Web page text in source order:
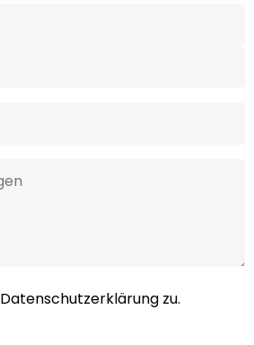
Datenschutzerklärung zu.